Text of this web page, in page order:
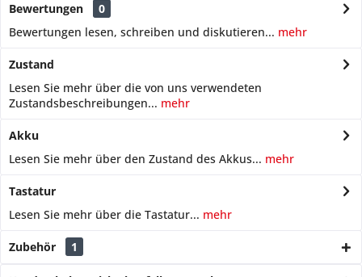
Bewertungen
0
Bewertungen lesen, schreiben und diskutieren... mehr
Zustand
Lesen Sie mehr über die von uns verwendeten
Zustandsbeschreibungen... mehr
Akku
Lesen Sie mehr über den Zustand des Akkus... mehr
Tastatur
Lesen Sie mehr über die Tastatur... mehr
Zubehör 1